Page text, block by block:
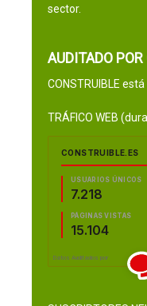
sector.
AUDITADO POR
CONSTRUIBLE
TRÁFICO WEB